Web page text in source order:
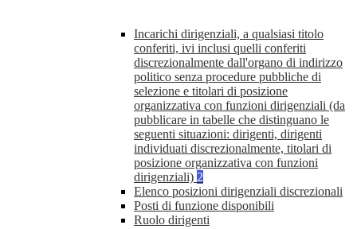
Incarichi dirigenziali, a qualsiasi titolo
conferiti, ivi inclusi quelli conferiti
discrezionalmente dall'organo di indirizzo
politico senza procedure pubbliche di
selezione e titolari di posizione
organizzativa con funzioni dirigenziali (da
pubblicare in tabelle che distinguano le
seguenti situazioni: dirigenti, dirigenti
individuati discrezionalmente, titolari di
posizione organizzativa con funzioni
dirigenziali) 2
Elenco posizioni dirigenziali discrezionali
Posti di funzione disponibili
Ruolo dirigenti